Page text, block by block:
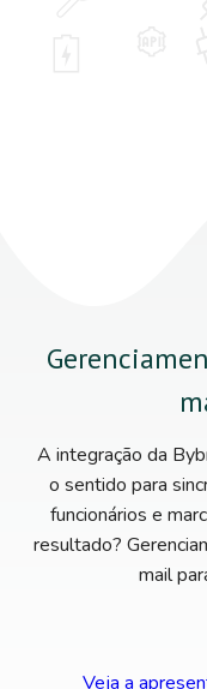
A integração da
o sentido para
funcionários e
resultado?
mail
Veja a